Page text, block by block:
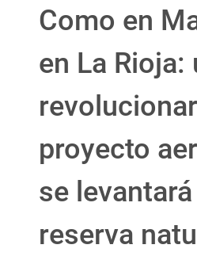
Como en
en La Rioja:
proyecto
se
reserva